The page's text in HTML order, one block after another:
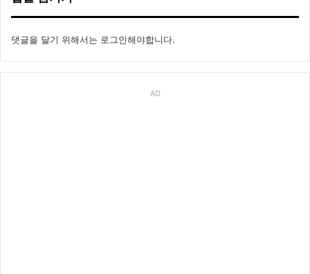
댓글을 달기 위해서는 로그인해야합니다.
AD